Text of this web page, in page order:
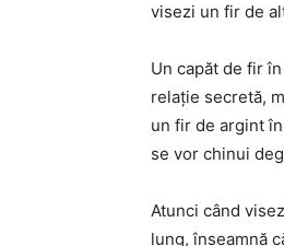
visezi un fir de
Un capăt de fir
relație secretă,
un fir de argint
se vor chinui
Atunci când
lung, înseamnă